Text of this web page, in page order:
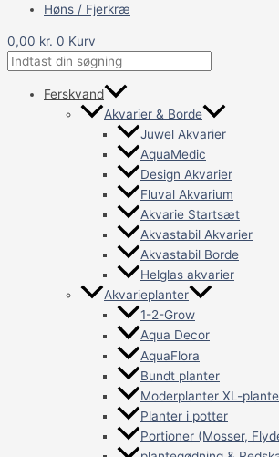
Høns / Fjerkræ
0,00 kr. 0 Kurv
Ferskvand
Akvarier & Borde
Juwel Akvarier
AquaMedic
Design Akvarier
Fluval Akvarium
Akvarie Startsæt
Akvastabil Akvarier
Akvastabil Borde
Helglas akvarier
Akvarieplanter
1-2-Grow
Aqua Decor
AquaFlora
Bundt planter
Moderplanter XL-
Planter i potter
Portioner (Mosser,